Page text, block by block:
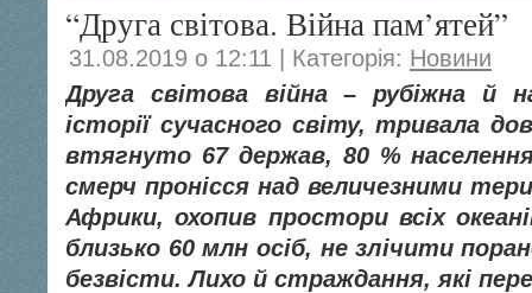
“Друга світова. Війна пам’ятей”
31.08.2019 о 12:11 | Категорія: Новини
Друга світова війна – рубіжна й
історії сучасного світу, тривала
втягнуто 67 держав, 80 %
смерч пронісся над величезними
Африки, охопив простори всіх
близько 60 млн осіб, не злічити
безвісти. Лихо й страждання, які